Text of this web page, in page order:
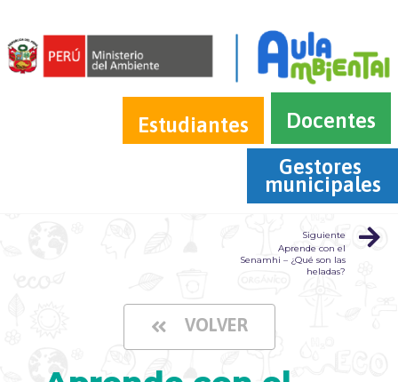
Estudiantes
Docentes
Gestores
municipales
Siguiente
Aprende con el
Senamhi – ¿Qué son las
heladas?
VOLVER